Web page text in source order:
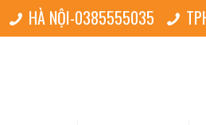
HÀ NỘI-0385555035